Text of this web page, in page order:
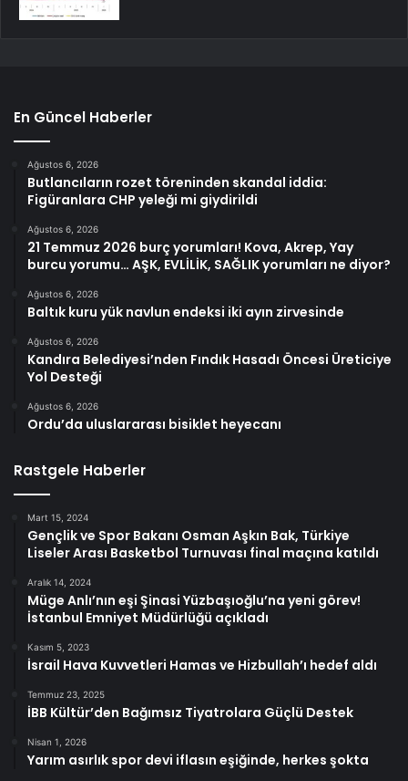
En Güncel Haberler
Ağustos 6, 2026
Butlancıların rozet töreninden skandal iddia:
Figüranlara CHP yeleği mi giydirildi
Ağustos 6, 2026
21 Temmuz 2026 burç yorumları! Kova, Akrep, Yay
burcu yorumu… AŞK, EVLİLİK, SAĞLIK yorumları ne diyor?
Ağustos 6, 2026
Baltık kuru yük navlun endeksi iki ayın zirvesinde
Ağustos 6, 2026
Kandıra Belediyesi’nden Fındık Hasadı Öncesi Üreticiye
Yol Desteği
Ağustos 6, 2026
Ordu’da uluslararası bisiklet heyecanı
Rastgele Haberler
Mart 15, 2024
Gençlik ve Spor Bakanı Osman Aşkın Bak, Türkiye
Liseler Arası Basketbol Turnuvası final maçına katıldı
Aralık 14, 2024
Müge Anlı’nın eşi Şinasi Yüzbaşıoğlu’na yeni görev!
İstanbul Emniyet Müdürlüğü açıkladı
Kasım 5, 2023
İsrail Hava Kuvvetleri Hamas ve Hizbullah’ı hedef aldı
Temmuz 23, 2025
İBB Kültür’den Bağımsız Tiyatrolara Güçlü Destek
Nisan 1, 2026
Yarım asırlık spor devi iflasın eşiğinde, herkes şokta